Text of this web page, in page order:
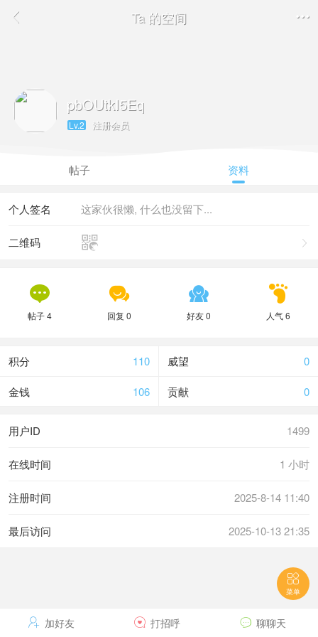
 Ta 的空间 
pbOUtkI5Eq
Lv.2 注册会员
帖子 资料
这家伙很懒, 什么也没留下...
个人签名


二维码

帖子 4

回复 0

好友 0

人气 6
110
积分 0
威望
106
金钱 0
贡献
1499
用户ID
1 小时
在线时间
2025-8-14 11:40
注册时间
2025-10-13 21:35
最后访问
 加好友  打招呼  聊聊天

菜单